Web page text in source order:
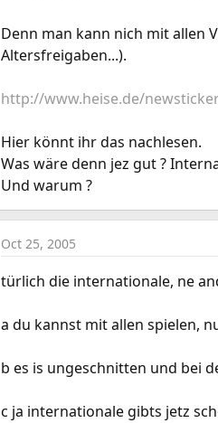
Denn man kann nich mit allen
Altersfreigaben...).
http://www.heise.de/
Hier könnt ihr das nachlesen.
Was wäre denn jez gut ?
Und warum ?
Oct 25, 2005
türlich die internationale, ne
a du kannst mit allen spielen,
b es is ungeschnitten und bei
c ja internationale gibts jetz